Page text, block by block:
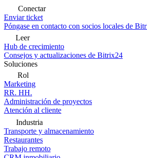
Conectar
Enviar ticket
Póngase en contacto con socios locales de
Leer
Hub de crecimiento
Consejos y actualizaciones de Bitrix24
Soluciones
Rol
Marketing
RR. HH.
Administración de proyectos
Atención al cliente
Industria
Transporte y almacenamiento
Restaurantes
Trabajo remoto